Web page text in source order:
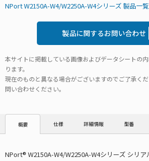
NPort W2150A-W4/W2250A-W4シリーズ 製品一覧
製品に関するお問い合わせ
本サイトに掲載している画像およびデータシートの
ります。
現在のものと異なる場合がございますのでご了承く
問い合わせください。
概要 仕様 詳細情報 型番
NPort® W2150A-W4/W2250A-W4シリーズ シリア